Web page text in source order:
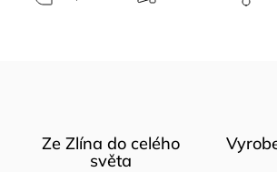
Ze Zlína do celého
světa